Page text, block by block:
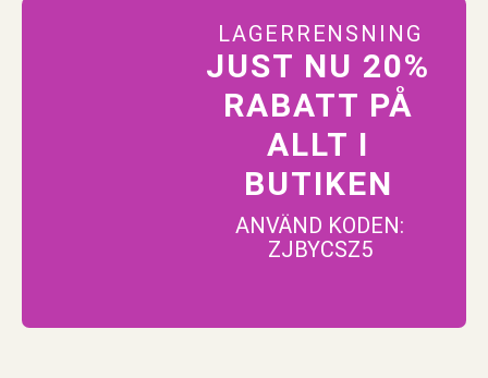
LAGERRENSNING
JUST NU 20%
RABATT PÅ
ALLT I
BUTIKEN
ANVÄND KODEN:
ZJBYCSZ5